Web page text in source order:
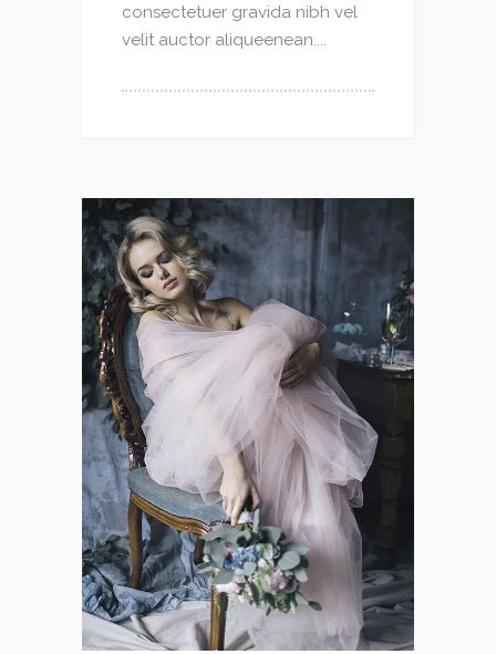
consectetuer gravida nibh vel
velit auctor aliqueenean....